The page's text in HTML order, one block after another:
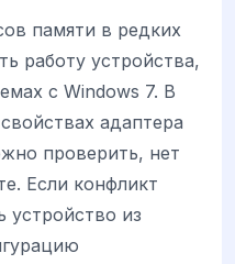
памяти в редких
работу устройства,
с Windows 7. В
адаптера
проверить, нет
Если конфликт
устройство из